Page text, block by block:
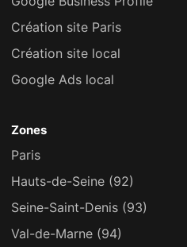
Création site Paris
Création site local
Google Ads local
Zones
Paris
Hauts-de-Seine (92)
Seine-Saint-Denis (93)
Val-de-Marne (94)